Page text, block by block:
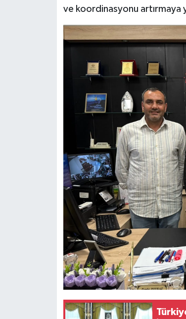
ve koordinasyonu artırmaya